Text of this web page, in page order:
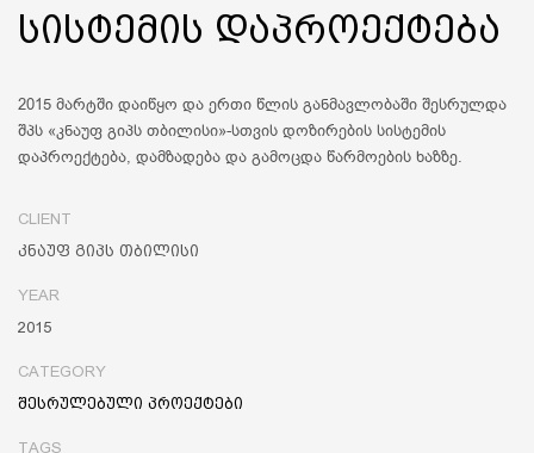
სისტემის დაპროექტება
2015 მარტში დაიწყო და ერთი წლის განმავლობაში შესრულდა
შპს «კნაუფ გიპს თბილისი»-სთვის დოზირების სისტემის
დაპროექტება, დამზადება და გამოცდა წარმოების ხაზზე.
CLIENT
კნაუფ გიპს თბილისი
YEAR
2015
CATEGORY
შესრულებული პროექტები
TAGS